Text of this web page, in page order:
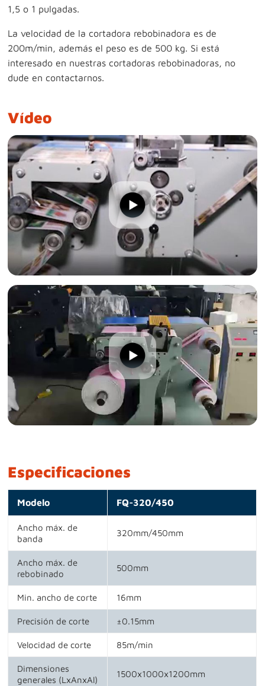
1,5 o 1 pulgadas.
La velocidad de la cortadora rebobinadora es de
200m/min, además el peso es de 500 kg. Si está
interesado en nuestras cortadoras rebobinadoras, no
dude en contactarnos.
Vídeo
Especificaciones
Modelo FQ-320/450
Ancho máx. de
banda
320mm/450mm
Ancho máx. de
rebobinado
500mm
Min. ancho de corte 16mm
Precisión de corte ±0.15mm
Velocidad de corte 85m/min
Dimensiones
generales (LxAnxAl)
1500x1000x1200mm